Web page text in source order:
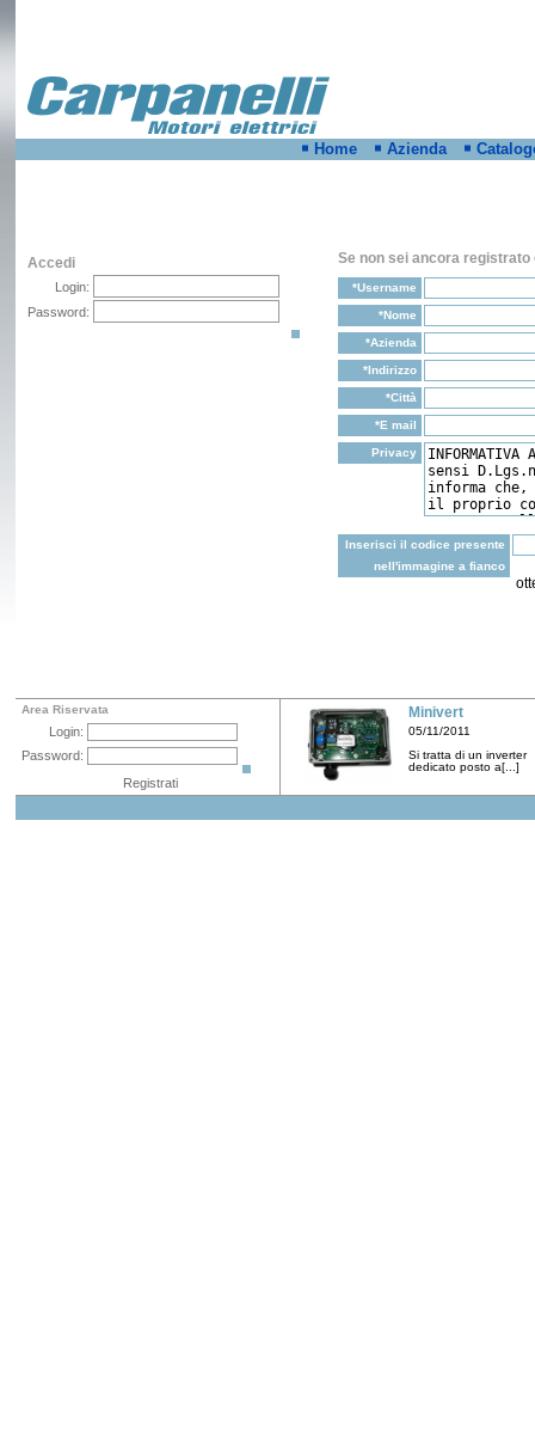
Home Azienda
Accedi
Login:
Password:
Se non sei ancora
*Username
*Nome
*Azienda
*Indirizzo
*Città
*E mail
Privacy
Inserisci il codice presente
nell'immagine a fianco
Area Riservata
Login:
Password:
Registrati
Minivert
05/11/2011
Si tratta di un inverter
dedicato posto a[...]